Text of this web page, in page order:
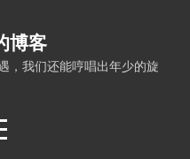
博客
，我们还能哼唱出年少的旋